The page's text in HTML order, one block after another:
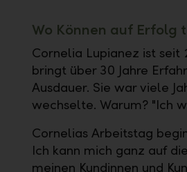
Wo Können auf Erfolg
Cornelia Lupianez ist seit
bringt über 30 Jahre
Ausdauer. Sie war viele
wechselte. Warum? "Ich
Cornelias Arbeitstag
Ich kann mich ganz auf
meinen Kundinnen und